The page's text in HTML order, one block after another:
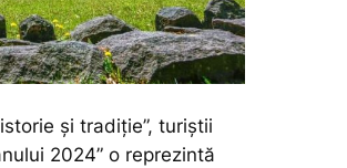
și tradiție”, turiștii
2024” o reprezintă